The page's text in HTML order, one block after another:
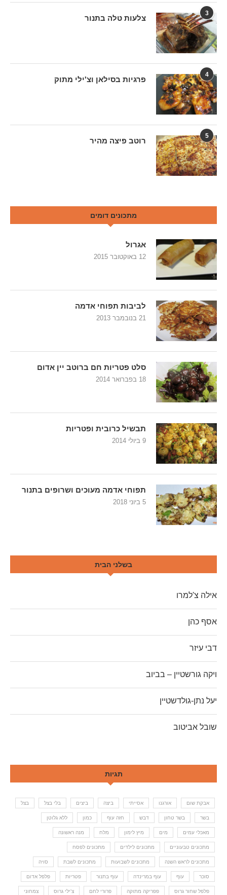
3
צלעות טלה בתנור
4
פרגיות בסילאן וצ'ילי מתוק
5
רוטב פיצה מהיר
מתכונים דומים
אגרול
12 באוקטובר 2015
לביבות תפוחי אדמה
21 בנובמבר 2013
סלט פטריות חם ברוטב יין אדום
18 בפברואר 2014
תבשיל כרובית ופטריות
9 ביולי 2014
תפוחי אדמה מעוכים ושרופים בתנור
5 ביוני 2018
בשלני הבית
אילה צ'למרו
אסף כהן
דבי עיזר
ויקה גורשטיין – בביוב
יעל נתן-גולדשטיין
שובל אביטוב
תגיות
אבקת שום אורגנו אסייתי ביצה ביצים בלי בצל בצל
בשר בשר טחון דבש חזה עוף כמון ללא גלוטן
מאכלי עמים מים מיץ לימון מלח מנה ראשונה
מתכונים טבעוניים מתכונים לילדים מתכונים לפסח
מתכונים לראש השנה מתכונים לשבועות מתכונים לשבת סויה
סוכר עוף עוף במרינדה עוף בתנור פטריות פלפל אדום
פלפל שחור גרוס פפריקה מתוקה פרורי לחם צ'ילי גרוס צמחוני